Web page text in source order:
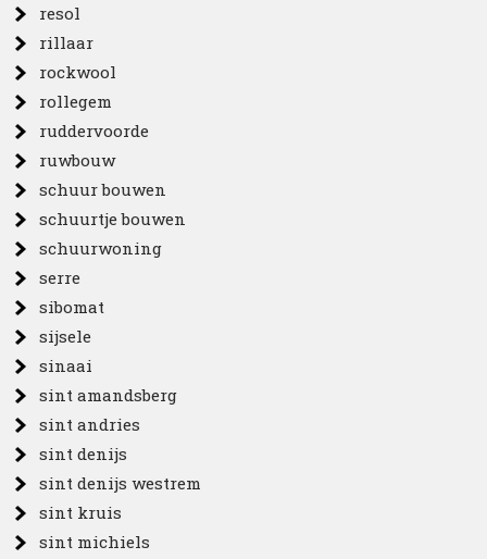
resol
rillaar
rockwool
rollegem
ruddervoorde
ruwbouw
schuur bouwen
schuurtje bouwen
schuurwoning
serre
sibomat
sijsele
sinaai
sint amandsberg
sint andries
sint denijs
sint denijs westrem
sint kruis
sint michiels